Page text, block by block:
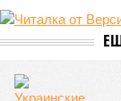
Пока в
уже получают
разрешение на